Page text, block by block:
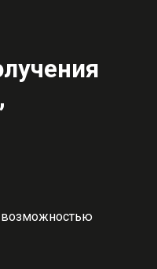
возможностью